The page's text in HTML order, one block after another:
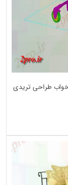
طراحی تریدی